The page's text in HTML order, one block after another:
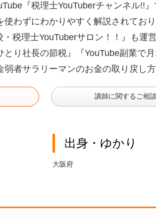
『税理士YouTuberチャンネル!!
使わずにわかりやすく解説されてお
・税理士YouTuberサロン！！』も運
とり社長の節税』『YouTube副業で
者サラリーマンのお金の取り戻し方
講師に関するご相談
出身・ゆかり
大阪府